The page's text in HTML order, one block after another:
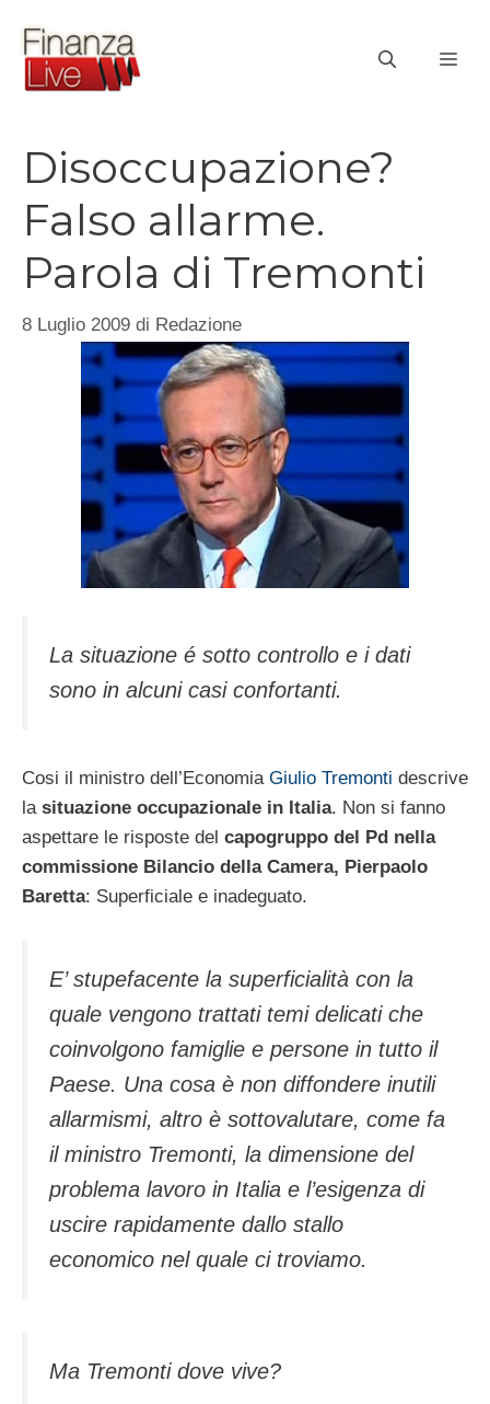
contenuto
Disoccupazione?
Falso allarme.
Parola di Tremonti
8 Luglio 2009 di Redazione
La situazione é sotto controllo e i dati
sono in alcuni casi confortanti.
Cosi il ministro dell’Economia Giulio Tremonti descrive
la situazione occupazionale in Italia. Non si fanno
aspettare le risposte del capogruppo del Pd nella
commissione Bilancio della Camera, Pierpaolo
Baretta: Superficiale e inadeguato.
E’ stupefacente la superficialità con la
quale vengono trattati temi delicati che
coinvolgono famiglie e persone in tutto il
Paese. Una cosa è non diffondere inutili
allarmismi, altro è sottovalutare, come fa
il ministro Tremonti, la dimensione del
problema lavoro in Italia e l’esigenza di
uscire rapidamente dallo stallo
economico nel quale ci troviamo.
Ma Tremonti dove vive?